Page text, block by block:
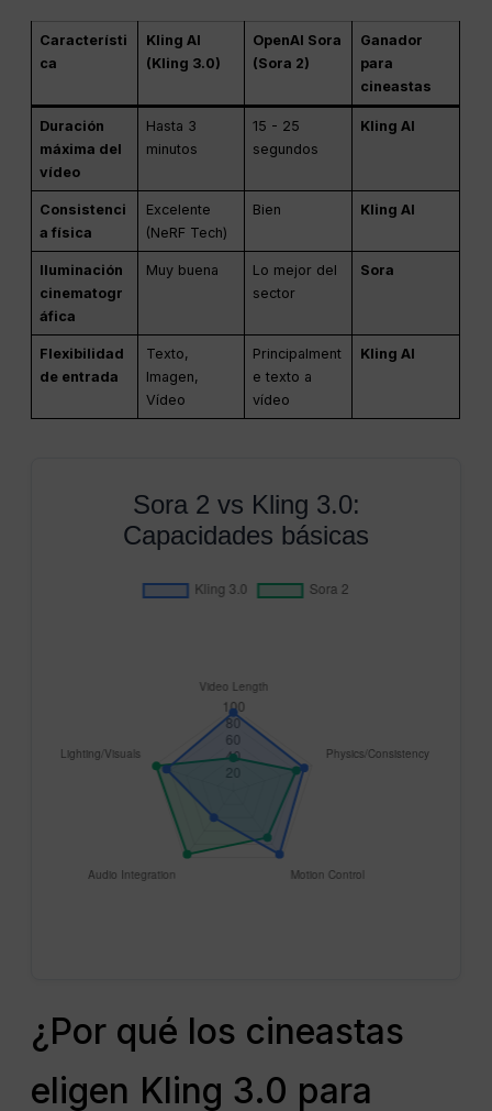
Característi
ca
Kling AI
(Kling 3.0)
OpenAI Sora
(Sora 2)
Ganador
para
cineastas
Duración
máxima del
vídeo
Hasta 3
minutos
15 - 25
segundos
Kling AI
Consistenci
a física
Excelente
(NeRF Tech)
Bien Kling AI
Iluminación
cinematogr
áfica
Muy buena
Lo mejor del
sector
Sora
Flexibilidad
de entrada
Texto,
Imagen,
Vídeo
Principalment
e texto a
vídeo
Kling AI
Sora 2 vs Kling 3.0:
Capacidades básicas
¿Por qué los cineastas
eligen Kling 3.0 para